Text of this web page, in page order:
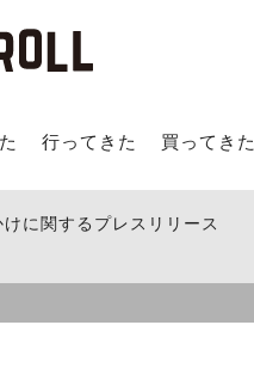
行ってきた 買ってき
けに関するプレスリリース